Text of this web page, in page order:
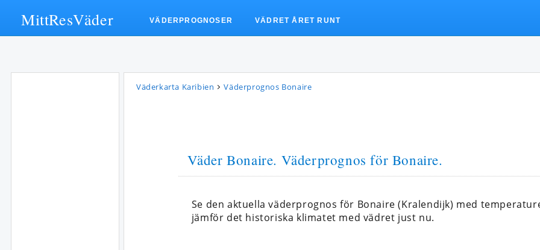
Väderkarta Karibien Väderprognos Bonaire
Väder Bonaire. Väderprognos för Bonaire.
Se den aktuella väderprognos för Bonaire (Kralendijk) med
jämför det historiska klimatet med vädret just nu.
MittResVäder VÄDERPROGNOSER VÄDRET ÅRET RUNT